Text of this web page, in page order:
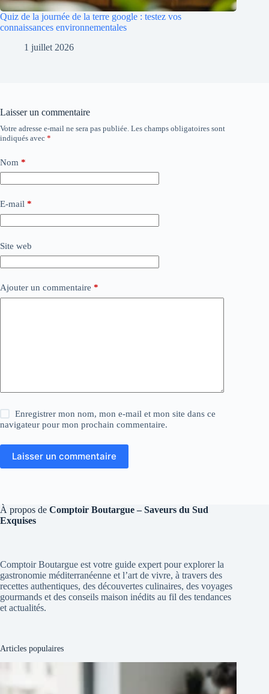
Quiz de la journée de la terre google : testez vos
connaissances environnementales
1 juillet 2026
Laisser un commentaire
Votre adresse e-mail ne sera pas publiée. Les champs obligatoires sont
indiqués avec *
Nom *
E-mail *
Site web
Ajouter un commentaire *
Enregistrer mon nom, mon e-mail et mon site dans ce
navigateur pour mon prochain commentaire.
Laisser un commentaire
À propos de Comptoir Boutargue – Saveurs du Sud
Exquises
Comptoir Boutargue est votre guide expert pour explorer la
gastronomie méditerranéenne et l’art de vivre, à travers des
recettes authentiques, des découvertes culinaires, des voyages
gourmands et des conseils maison inédits au fil des tendances
et actualités.
Articles populaires